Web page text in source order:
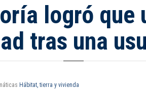
logró que
tras una
Hábitat, tierra y vivienda